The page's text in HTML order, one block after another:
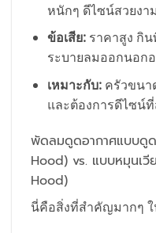
หนักๆ ดีไซน์สวยงา
ข้อเสีย:ราคาสูง กิน
ระบายลมออกนอก
เหมาะกับ:ครัวขนา
และต้องการดีไซน์
พัดลมดูดอากาศแบบดู
Hood) vs. แบบหมุนเ
Hood)
นี่คือสิ่งที่สำคัญมากๆ